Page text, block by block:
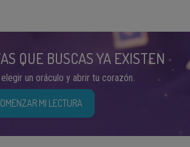
QUE BUSCAS YA EXISTEN
un oráculo y abrir tu corazón.
MI LECTURA